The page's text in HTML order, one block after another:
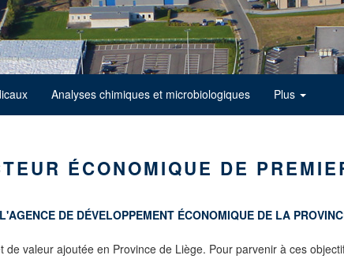
Analyses chimiques et microbiologiques Plus
ÉCONOMIQUE DE
DE DÉVELOPPEMENT ÉCONOMIQUE DE LA
de valeur ajoutée en Province de Liège. Pour parvenir à ces